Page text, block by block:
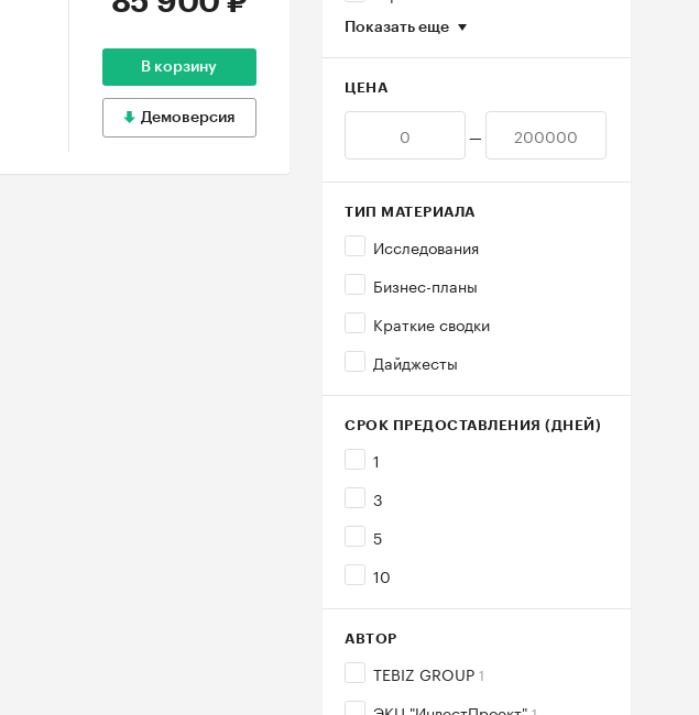
Показать еще
ЦЕНА
—
ТИП МАТЕРИАЛА
Исследования
Бизнес-планы
Краткие сводки
Дайджесты
СРОК ПРЕДОСТАВЛЕНИЯ (ДНЕЙ)
1
3
5
10
АВТОР
TEBIZ GROUP 1
В корзину
Демоверсия